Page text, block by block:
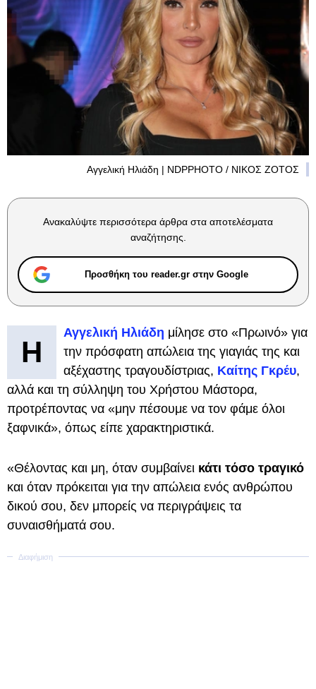
Αγγελική Ηλιάδη | NDPPHOTO / ΝΙΚΟΣ ΖΟΤΟΣ
Ανακαλύψτε περισσότερα άρθρα στα αποτελέσματα
αναζήτησης.
Προσθήκη του reader.gr στην Google
Η
Αγγελική Ηλιάδη μίλησε στο «Πρωινό» για
την πρόσφατη απώλεια της γιαγιάς της και
αξέχαστης τραγουδίστριας, Καίτης Γκρέυ,
αλλά και τη σύλληψη του Χρήστου Μάστορα,
προτρέποντας να «μην πέσουμε να τον φάμε όλοι
ξαφνικά», όπως είπε χαρακτηριστικά.
«Θέλοντας και μη, όταν συμβαίνει κάτι τόσο τραγικό
και όταν πρόκειται για την απώλεια ενός ανθρώπου
δικού σου, δεν μπορείς να περιγράψεις τα
συναισθήματά σου.